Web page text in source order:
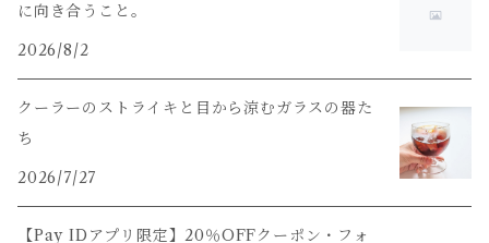
に向き合うこと。
2026/8/2
クーラーのストライキと目から涼むガラスの器た
ち
2026/7/27
【Pay IDアプリ限定】20％OFFクーポン・フォ